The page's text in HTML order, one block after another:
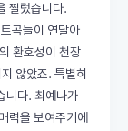
찔렀습니다.
곡들이 연달아
환호성이 천장
않았죠. 특별히
니다. 최예나가
력을 보여주기에